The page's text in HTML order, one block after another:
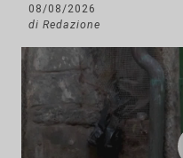
08/08/2026
di Redazione